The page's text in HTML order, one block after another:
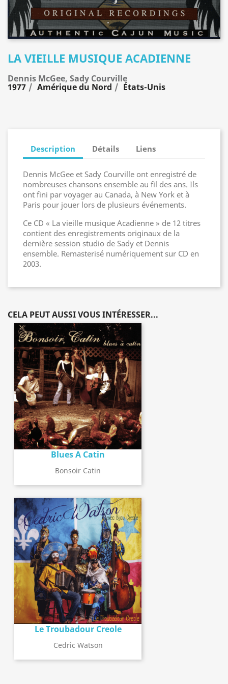
LA VIEILLE MUSIQUE ACADIENNE
Dennis McGee, Sady Courville
1977 Amérique du Nord États-Unis
Description Détails Liens
Dennis McGee et Sady Courville ont enregistré de
nombreuses chansons ensemble au fil des ans. Ils
ont fini par voyager au Canada, à New York et à
Paris pour jouer lors de plusieurs événements.
Ce CD « La vieille musique Acadienne » de 12 titres
contient des enregistrements originaux de la
dernière session studio de Sady et Dennis
ensemble. Remasterisé numériquement sur CD en
2003.
CELA PEUT AUSSI VOUS INTÉRESSER...
Blues A Catin
Bonsoir Catin
Le Troubadour Creole
Cedric Watson